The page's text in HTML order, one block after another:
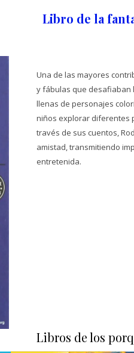
Libro de la
Una de las mayores
y fábulas que desafiaban
llenas de personajes
niños explorar diferentes
través de sus cuentos,
amistad, transmitiendo
entretenida.
Libros de los